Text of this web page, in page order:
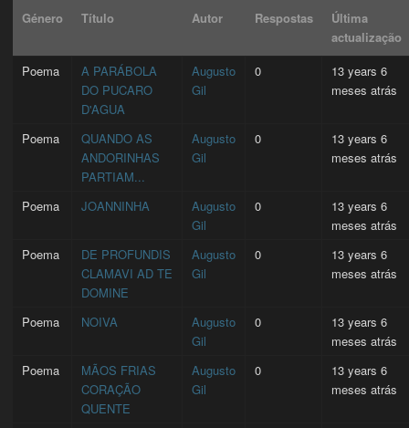
Género
Título Autor Respostas
Última
actualização
Poema
A PARÁBOLA
DO PUCARO
D'AGUA
Augusto
Gil
0
13 years 6
meses atrás
Poema
QUANDO AS
ANDORINHAS
PARTIAM...
Augusto
Gil
0
13 years 6
meses atrás
Poema JOANNINHA
Augusto
Gil
0
13 years 6
meses atrás
Poema
DE PROFUNDIS
CLAMAVI AD TE
DOMINE
Augusto
Gil
0
13 years 6
meses atrás
Poema NOIVA
Augusto
Gil
0
13 years 6
meses atrás
Poema
MÃOS FRIAS
CORAÇÃO
QUENTE
Augusto
Gil
0
13 years 6
meses atrás